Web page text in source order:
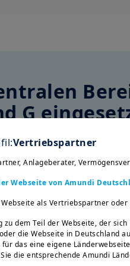
G
Vielfalt zum Erhalt
faire
und
Gesellschaft
die eine nachhaltige
Vertriebspartner
Anlageberater,
Webseite von Amundi
Webseite als Vertriebspartner
zu dem Teil der Webseite, der
die Webseite in Deutschland
für das eine eigene
die entsprechende Amundi